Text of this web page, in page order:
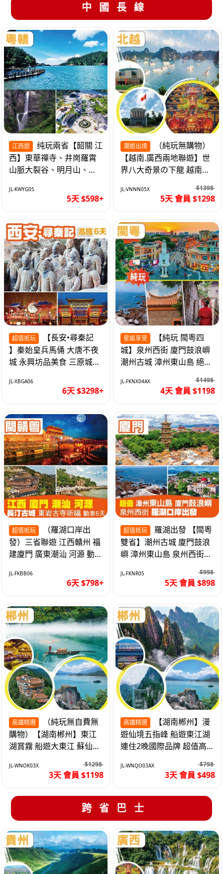
中國長線
江西遊
西】東華禪寺、井崗羅霄
山脈大裂谷、明月山、仙
JL-KWYG05
5天 $598+
潮遊出境
【越南.廣西兩地聯遊】世
界八大奇景の下龍 越南首
車5天
JL-VNNN05X $1398
5天 會員 $1298
超值抵玩
】秦始皇兵馬俑 大唐不夜
城 永興坊品美食 三原城隍
JL-XBGA06
6天 $3298+
星級享受
城】泉州西街 廈門鼓浪嶼
潮州古城 漳州東山島 絕無
JL-FKNX04AX $1498
4天 會員 $1198
超值抵玩
發）三省聯遊 江西贛州 福
建廈門 廣東潮汕 河源 動車
JL-FKBB06
6天 $798+
超值抵玩
雙省】潮州古城 廈門鼓浪
嶼 漳州東山島 泉州西街
超值抵玩5天
JL-FKNR05 $998
5天 會員 $898
高鐵精選
購物）【湖南郴州】東江
湖賞霧 船遊大東江 蘇仙嶺
JL-WNOK03X $1298
3天 會員 $1198
高鐵精選
遊仙境五指峰 船遊東江湖
連住2晚國際品牌 超值高
JL-WNQO03AX $798
3天 會員 $498
跨省巴士